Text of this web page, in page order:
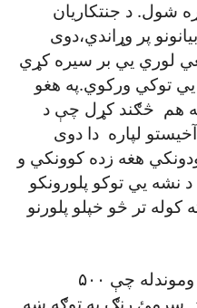
شول. د جنتکاريان
پر وړاندي،دوی
لوري يي بر سيره کړي
توکي ورکوي.په هغو
هم څګند کړل چې د
لپاره دا دوی
هغه زده کوونکي و
نشه يي توکو پلورونکو
تر څو خپلو پلورنو
د اے اين ايف چارواکو دا هم وموندله چې ۵۰۰